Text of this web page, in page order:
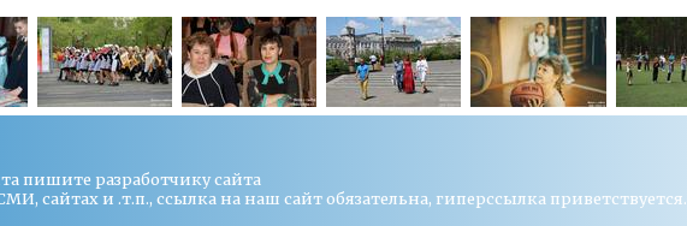
пишите разработчику сайта
сайтах и .т.п., ссылка на наш сайт обязательна, гиперссылка приветствуется.